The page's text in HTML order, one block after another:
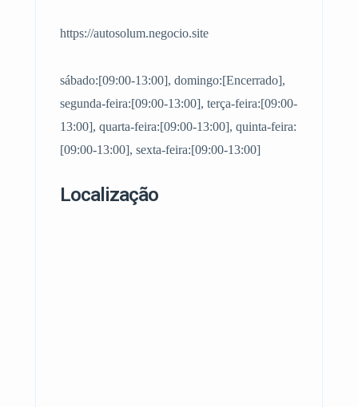
https://autosolum.negocio.site
sábado:[09:00-13:00], domingo:[Encerrado],
segunda-feira:[09:00-13:00], terça-feira:[09:00-
13:00], quarta-feira:[09:00-13:00], quinta-feira:
[09:00-13:00], sexta-feira:[09:00-13:00]
Localização